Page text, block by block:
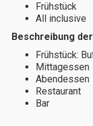
Frühstück
All inclusive
Beschreibung
Frühstück:
Mittagessen
Abendessen
Restaurant
Bar